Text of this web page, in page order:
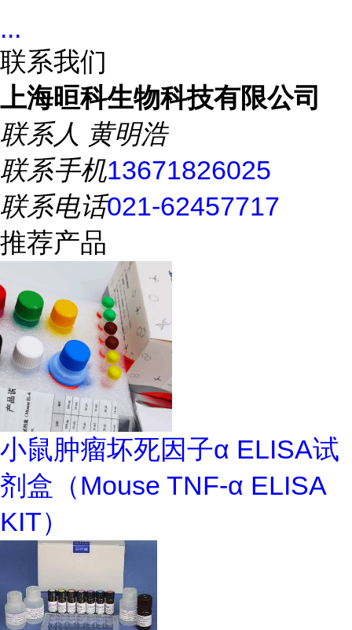
...
联系我们
上海晅科生物科技有限公司
联系人 黄明浩
联系手机13671826025
联系电话021-62457717
推荐产品
小鼠肿瘤坏死因子α ELISA试
剂盒（Mouse TNF-α ELISA
KIT）